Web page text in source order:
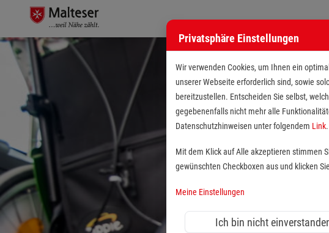
Privatsphäre Einstellungen
Wir verwenden Cookies, um Ihnen ein
unserer Webseite erforderlich sind, sowie
bereitzustellen. Entscheiden Sie selbst,
gegebenenfalls nicht mehr alle
Datenschutzhinweisen unter folgendem Link.
Mit dem Klick auf Alle akzeptieren stimmen
gewünschten Checkboxen aus und klicken
Meine Einstellungen
Ich bin nicht